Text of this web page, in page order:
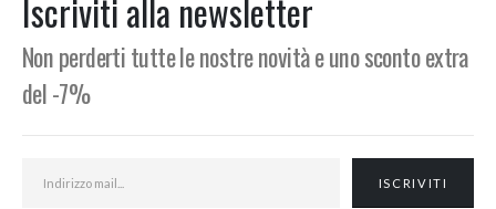
Iscriviti alla newsletter
Non perderti tutte le nostre novità e uno sconto extra
del -7%